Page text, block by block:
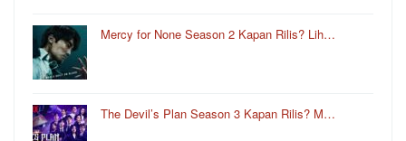
Mercy for None Season 2 Kapan Rilis? Lih…
The Devil’s Plan Season 3 Kapan Rilis? M…